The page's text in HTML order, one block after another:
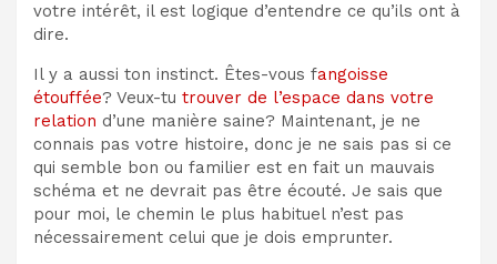
votre intérêt, il est logique d’entendre ce qu’ils ont à
dire.
Il y a aussi ton instinct. Êtes-vous fangoisse
étouffée? Veux-tu trouver de l’espace dans votre
relation d’une manière saine? Maintenant, je ne
connais pas votre histoire, donc je ne sais pas si ce
qui semble bon ou familier est en fait un mauvais
schéma et ne devrait pas être écouté. Je sais que
pour moi, le chemin le plus habituel n’est pas
nécessairement celui que je dois emprunter.